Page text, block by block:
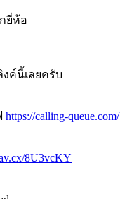
ยี่ห้อ
ค์นี้เลยครับ
https://calling-queue.com/
8U3vcKY